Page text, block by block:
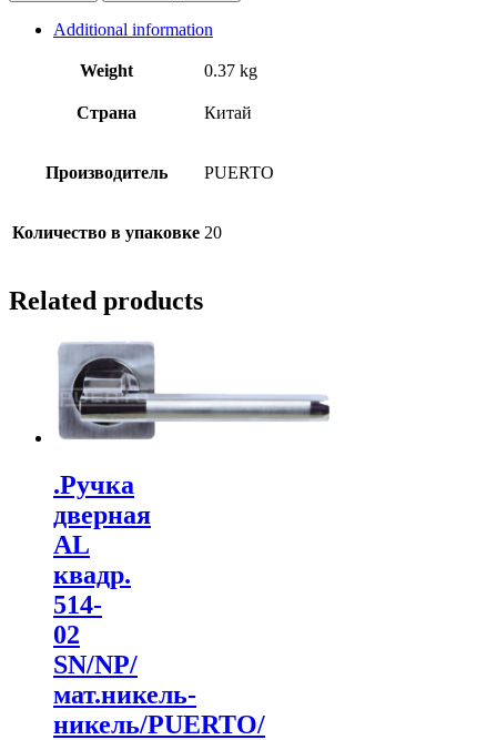
Additional information
Weight 0.37 kg
Страна Китай
Производитель PUERTO
Количество в упаковке 20
Related products
.Ручка
дверная
AL
квадр.
514-
02
SN/NP/
мат.никель-
никель/PUERTO/